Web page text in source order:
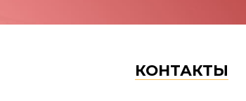
КОНТАКТЫ